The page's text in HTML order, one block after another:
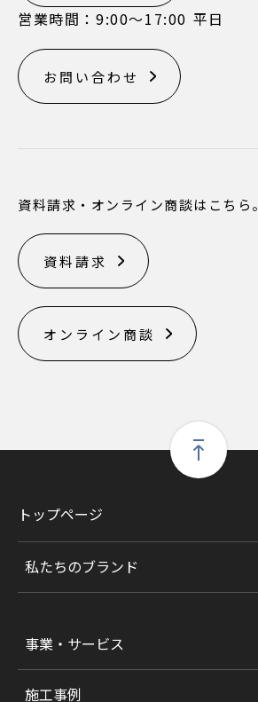
営業時間：9:00〜17:00 平日
お問い合わせ
資料請求・オンライン商談はこちら。
資料請求
オンライン商談
トップページ
私たちのブランド
事業・サービス
施工事例